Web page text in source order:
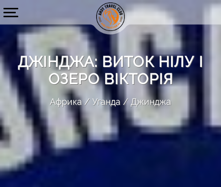
ДЖІНДЖА: ВИТОК НІЛУ І
ОЗЕРО ВІКТОРІЯ
Африка Уганда Джинджа